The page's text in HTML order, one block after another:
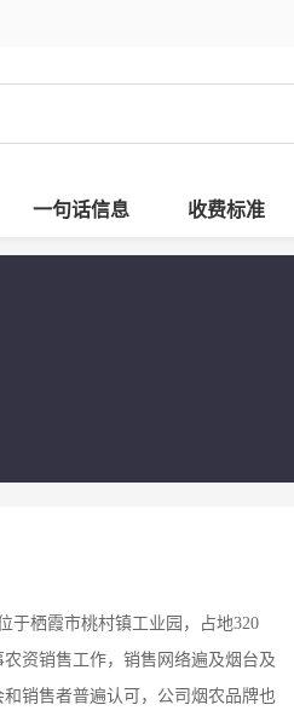
一句话信息 收费标准
于栖霞市桃村镇工业园，占地320
资销售工作，销售网络遍及烟台及
销售者普遍认可，公司烟农品牌也